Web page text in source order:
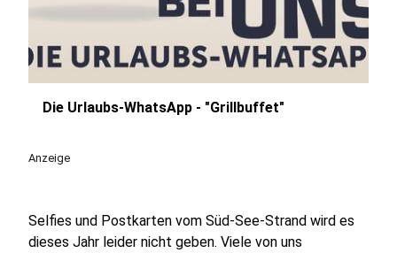
Die Urlaubs-WhatsApp - "Grillbuffet"
Anzeige
Selfies und Postkarten vom Süd-See-Strand wird es
dieses Jahr leider nicht geben. Viele von uns